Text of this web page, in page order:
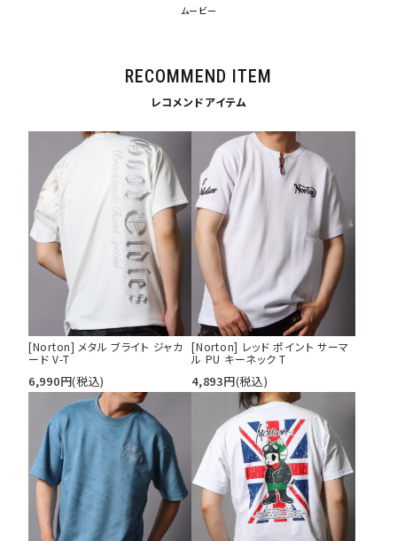
円 ～
カテゴリ
サイズ
S
L
XXL
XXXL
29inc
30inc
32inc
34inc
36inc
38inc
40inc
KIDS
カラー
tune 絞り込んで検索する
ムービー
RECOMMEND ITEM
レコメンドアイテム
[Norton] メタル ブライト ジャカ
ード V-T
6,990円(税込)
[Norton] レッド ポイント サーマ
ル PU キーネック T
4,893円(税込)